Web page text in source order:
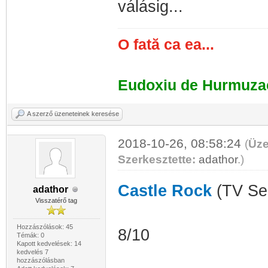
válásig...
O fată ca ea...
Eudoxiu de
A szerző üzeneteinek keresése
adathor
Visszatérő tag
Hozzászólások: 45
Témák: 0
Kapott kedvelések: 14
kedvelés 7
hozzászólásban
2018-10-26, 08:58:24 (
Szerkesztette: adathor.)
Castle Rock (TV
8/10